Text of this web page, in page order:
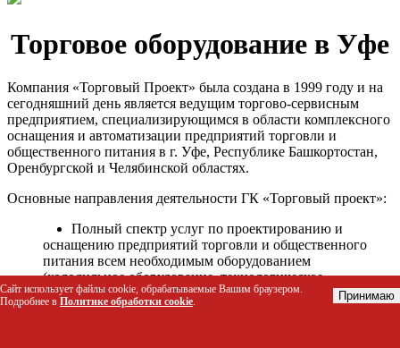
Торговое оборудование в Уфе
Компания «Торговый Проект» была создана в 1999 году и на
сегодняшний день является ведущим торгово-сервисным
предприятием, специализирующимся в области комплексного
оснащения и автоматизации предприятий торговли и
общественного питания в г. Уфе, Республике Башкортостан,
Оренбургской и Челябинской областях.
Основные направления деятельности ГК «Торговый проект»:
Полный спектр услуг по проектированию и
оснащению предприятий торговли и общественного
питания всем необходимым оборудованием
(холодильное оборудование, технологическое
оборудование, стеллажное оборудование и т.д.);
Автоматизация торговых процессов и внедрения
Сайт использует файлы cookie, обрабатываемые Вашим браузером.
Подробнее в Политике обработки cookie. Принимаю